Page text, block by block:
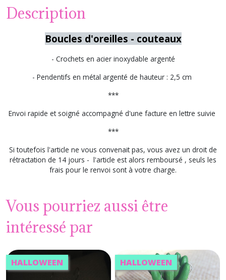
Description
Boucles d'oreilles - couteaux
- Crochets en acier inoxydable argenté
- Pendentifs en métal argenté de hauteur : 2,5 cm
***
Envoi rapide et soigné accompagné d'une facture en lettre suivie
***
Si toutefois l'article ne vous convenait pas, vous avez un droit de
rétractation de 14 jours - l'article est alors remboursé , seuls les
frais pour le renvoi sont à votre charge.
Vous pourriez aussi être
intéressé par
HALLOWEEN HALLOWEEN